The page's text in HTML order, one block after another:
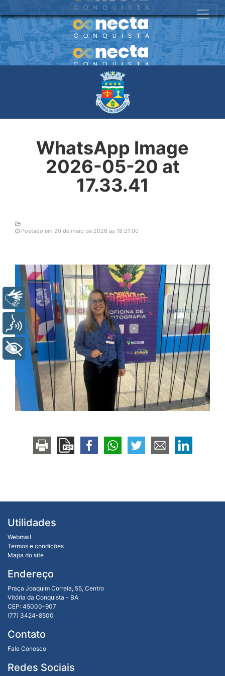
WhatsApp Image
2026-05-20 at
17.33.41
Postado em 20 de maio de 2026 as 18:21:00
Utilidades
Webmail
Termos e condições
Mapa do site
Endereço
Praça Joaquim Correia, 55, Centro
Vitória da Conquista - BA
CEP: 45000-907
(77) 3424-8500
Contato
Fale Conosco
Redes Sociais
Libras
Voz
+ Acessibilidade